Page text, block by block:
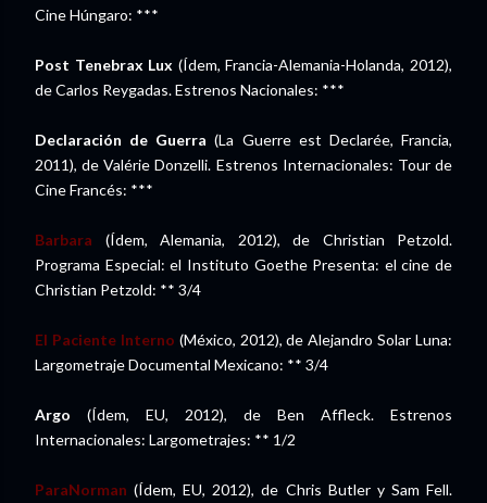
Cine Húngaro: ***
Post Tenebrax Lux (Ídem, Francia-Alemania-Holanda, 2012),
de Carlos Reygadas. Estrenos Nacionales: ***
Declaración de Guerra (La Guerre est Declarée, Francia,
2011), de Valérie Donzelli. Estrenos Internacionales: Tour de
Cine Francés: ***
Barbara (Ídem, Alemania, 2012), de Christian Petzold.
Programa Especial: el Instituto Goethe Presenta: el cine de
Christian Petzold: ** 3/4
El Paciente Interno (México, 2012), de Alejandro Solar Luna:
Largometraje Documental Mexicano: ** 3/4
Argo (Ídem, EU, 2012), de Ben Affleck. Estrenos
Internacionales: Largometrajes: ** 1/2
ParaNorman(Ídem, EU, 2012), de Chris Butler y Sam Fell.